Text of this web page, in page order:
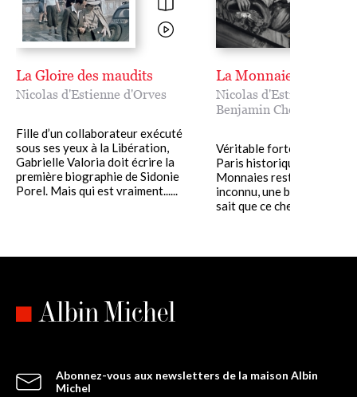
La Gloire des maudits
Nicolas d'Estienne d'Orves
Fille d’un collaborateur exécuté
sous ses yeux à la Libération,
Gabrielle Valoria doit écrire la
première biographie de Sidonie
Porel. Mais qui est vraiment......
La Monnaie de Paris
Nicolas d'Estienne
Benjamin Chelly
Véritable forteresse au
Paris historique, l'hôtel
Monnaies reste un monde
inconnu, une belle
sait que ce chef-
Abonnez-vous aux newsletters de la maison Albin
Michel